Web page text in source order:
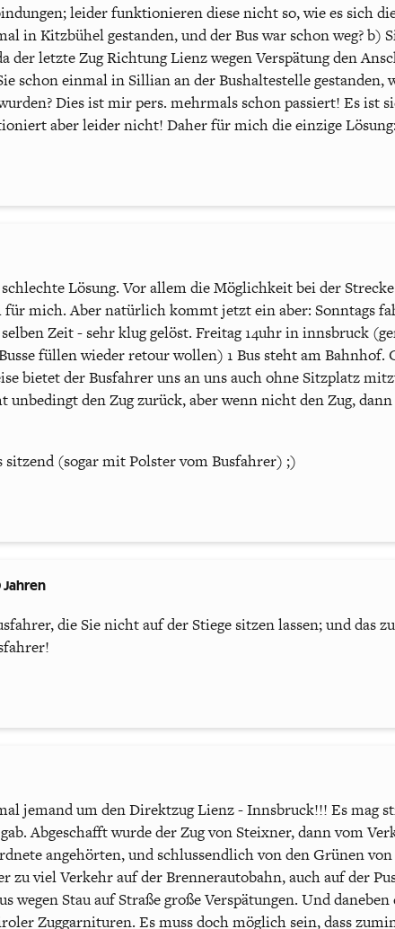
leider funktionieren diese nicht so, wie es sich
in Kitzbühel gestanden, und der Bus war schon weg? b)
der letzte Zug Richtung Lienz wegen Verspätung den
schon einmal in Sillian an der Bushaltestelle gestanden,
Dies ist mir pers. mehrmals schon passiert! Es ist
aber leider nicht! Daher für mich die einzige
Lösung. Vor allem die Möglichkeit bei der
mich. Aber natürlich kommt jetzt ein aber: Sonntags
Zeit - sehr klug gelöst. Freitag 14uhr in innsbruck
füllen wieder retour wollen) 1 Bus steht am Bahnhof.
bietet der Busfahrer uns an uns auch ohne Sitzplatz
den Zug zurück, aber wenn nicht den Zug,
(sogar mit Polster vom Busfahrer) ;)
Jahren
die Sie nicht auf der Stiege sitzen lassen; und das
jemand um den Direktzug Lienz - Innsbruck!!! Es mag
Abgeschafft wurde der Zug von Steixner, dann vom
angehörten, und schlussendlich von den Grünen
zu viel Verkehr auf der Brennerautobahn, auch auf der
wegen Stau auf Straße große Verspätungen. Und
Zuggarnituren. Es muss doch möglich sein, dass